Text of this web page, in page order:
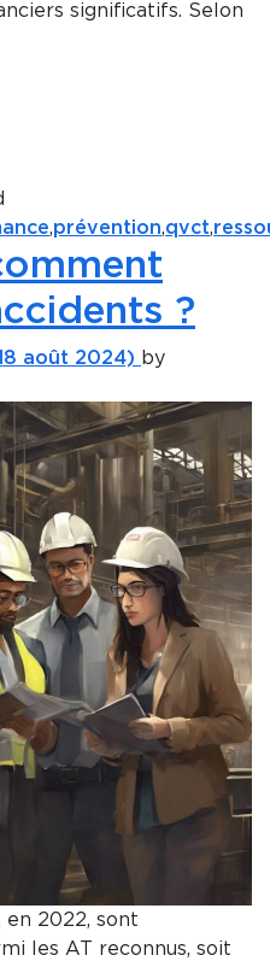
significatifs. Selon
,prévention,qvct,
?
août 2024) by
en 2022, sont
les AT reconnus, soit